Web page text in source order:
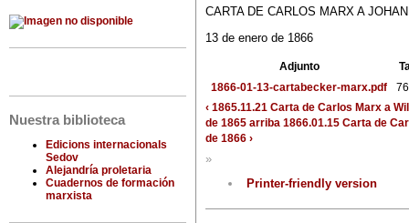
Nuestra biblioteca
Edicions internacionals
Sedov
Alejandría proletaria
Cuadernos de formación
marxista
CARTA DE CARLOS MARX A
13 de enero de 1866
Adjunto
1866-01-13-cartabecker-marx.pdf
‹ 1865.11.21 Carta de Carlos Marx a
de 1865 arriba 1866.01.15 Carta de
de 1866 ›
»
Printer-friendly version